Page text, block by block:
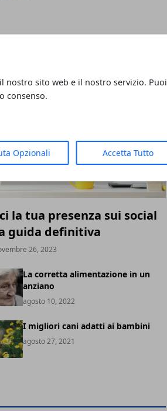
nostro sito web e il nostro servizio. Puoi
consenso.
Opzionali Accetta Tutto
la tua presenza sui social
guida definitiva
26, 2023
La corretta alimentazione in un
anziano
agosto 10, 2022
I migliori cani adatti ai bambini
agosto 27, 2021